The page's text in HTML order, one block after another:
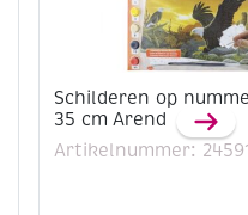
Schilderen op
35 cm Arend
Artikelnummer: